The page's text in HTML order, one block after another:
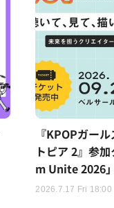
『KPOPガー
トピア 2』参
m Unite 2026
2026.7.17 Fri 18:00